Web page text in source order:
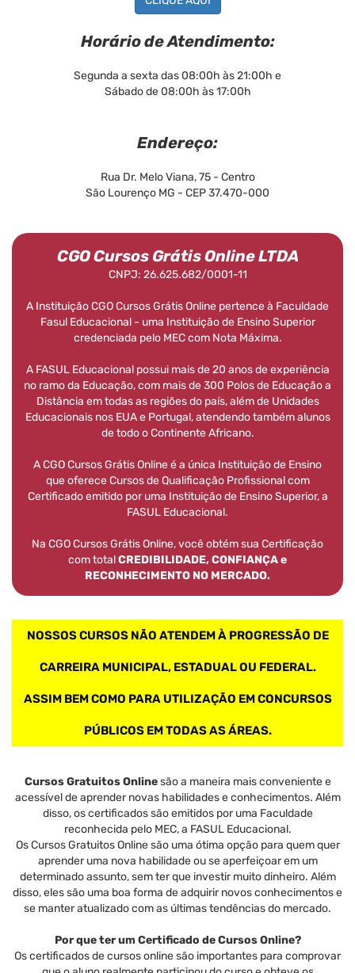
Horário de Atendimento:
Segunda a sexta das 08:00h às 21:00h e
Sábado de 08:00h às 17:00h
Endereço:
Rua Dr. Melo Viana, 75 - Centro
São Lourenço MG - CEP 37.470-000
CGO Cursos Grátis Online LTDA
CNPJ: 26.625.682/0001-11
A Instituição CGO Cursos Grátis Online pertence à Faculdade
Fasul Educacional - uma Instituição de Ensino Superior
credenciada pelo MEC com Nota Máxima.
A FASUL Educacional possui mais de 20 anos de experiência
no ramo da Educação, com mais de 300 Polos de Educação a
Distância em todas as regiões do país, além de Unidades
Educacionais nos EUA e Portugal, atendendo também alunos
de todo o Continente Africano.
A CGO Cursos Grátis Online é a única Instituição de Ensino
que oferece Cursos de Qualificação Profissional com
Certificado emitido por uma Instituição de Ensino Superior, a
FASUL Educacional.
Na CGO Cursos Grátis Online, você obtém sua Certificação
com totalCREDIBILIDADE, CONFIANÇA e
RECONHECIMENTO NO MERCADO.
NOSSOS CURSOS NÃO ATENDEM À PROGRESSÃO DE
CARREIRA MUNICIPAL, ESTADUAL OU FEDERAL.
ASSIM BEM COMO PARA UTILIZAÇÃO EM CONCURSOS
PÚBLICOS EM TODAS AS ÁREAS.
Cursos Gratuitos Onlinesão a maneira mais conveniente e
acessível de aprender novas habilidades e conhecimentos. Além
disso, os certificados são emitidos por uma Faculdade
reconhecida pelo MEC, a FASUL Educacional.
Os Cursos Gratuitos Online são uma ótima opção para quem quer
aprender uma nova habilidade ou se aperfeiçoar em um
determinado assunto, sem ter que investir muito dinheiro. Além
disso, eles são uma boa forma de adquirir novos conhecimentos e
se manter atualizado com as últimas tendências do mercado.
Por que ter um Certificado de Cursos Online?
Os certificados de cursos online são importantes para comprovar